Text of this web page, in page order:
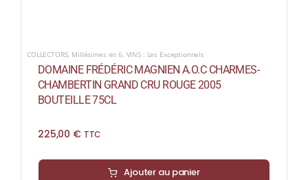
COLLECTORS, Millésimes en 6, VINS : Les Exceptionnels
DOMAINE FRÉDÉRIC MAGNIEN A.O.C CHARMES-
CHAMBERTIN GRAND CRU ROUGE 2005
BOUTEILLE 75CL
225,00 € TTC
Ajouter au panier